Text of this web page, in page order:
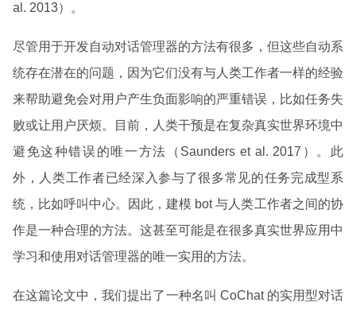
al. 2013）。
尽管用于开发自动对话管理器的方法有很多，但这些自动系
统存在潜在的问题，因为它们没有与人类工作者一样的经验
来帮助避免会对用户产生负面影响的严重错误，比如任务失
败或让用户厌烦。目前，人类干预是在复杂真实世界环境中
避免这种错误的唯一方法（Saunders et al. 2017）。此
外，人类工作者已经深入参与了很多常见的任务完成型系
统，比如呼叫中心。因此，建模 bot 与人类工作者之间的协
作是一种合理的方法。这甚至可能是在很多真实世界应用中
学习和使用对话管理器的唯一实用的方法。
在这篇论文中，我们提出了一种名叫 CoChat 的实用型对话